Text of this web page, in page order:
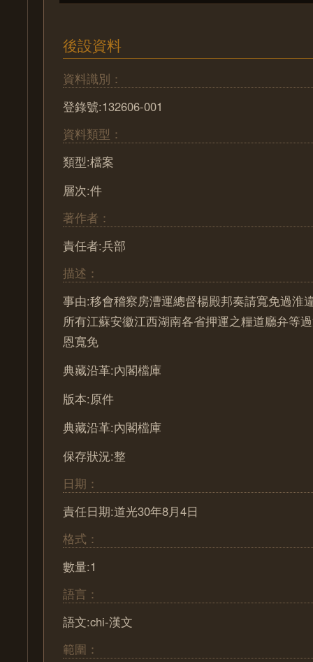
後設資料
資料識別：
登錄號:132606-001
資料類型：
類型:檔案
層次:件
著作者：
責任者:兵部
描述：
事由:移會稽察房漕運總督楊殿邦奏請寬免過淮
所有江蘇安徽江西湖南各省押運之糧道廳弁等
恩寬免
典藏沿革:內閣檔庫
版本:原件
典藏沿革:內閣檔庫
保存狀況:整
日期：
責任日期:道光30年8月4日
格式：
數量:1
語言：
語文:chi-漢文
範圍：